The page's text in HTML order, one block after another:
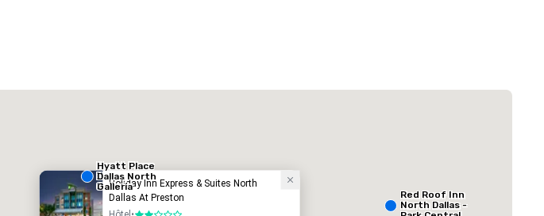
Holiday Inn Express & Suites North
Dallas At Preston
Red Roof Inn
North Dallas -
Hyatt Place
Dallas North
Galleria